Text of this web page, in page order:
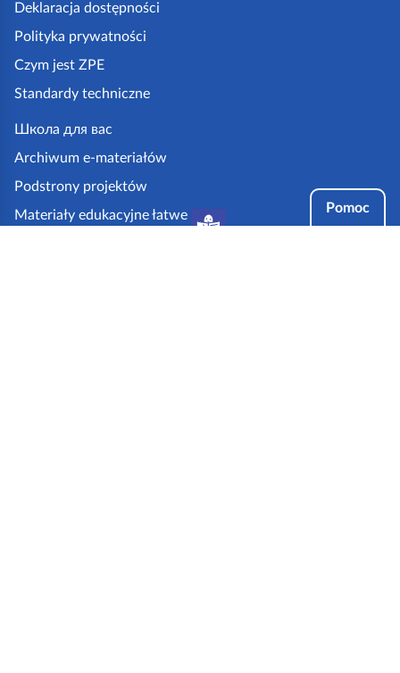
Pomoc
.
Deklaracja dostępności
Polityka prywatności
Czym jest ZPE
Standardy techniczne
Школа для вас
Archiwum e-materiałów
Podstrony projektów
Materiały edukacyjne łatwe